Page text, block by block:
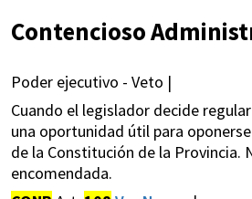
Contencioso
Poder ejecutivo - Veto |
Cuando el legislador decide
una oportunidad útil para
de la Constitución de la Provincia.
encomendada.